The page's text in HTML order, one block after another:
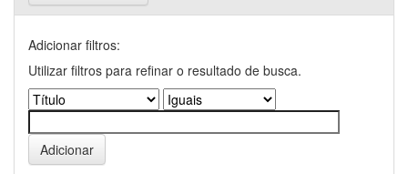
Adicionar filtros:
Utilizar filtros para refinar o resultado de busca.